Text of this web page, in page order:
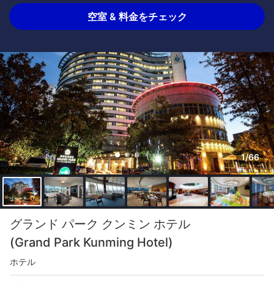
空室 & 料金をチェック
1/66
グランド パーク クンミン ホテル
(Grand Park Kunming Hotel)
ホテル